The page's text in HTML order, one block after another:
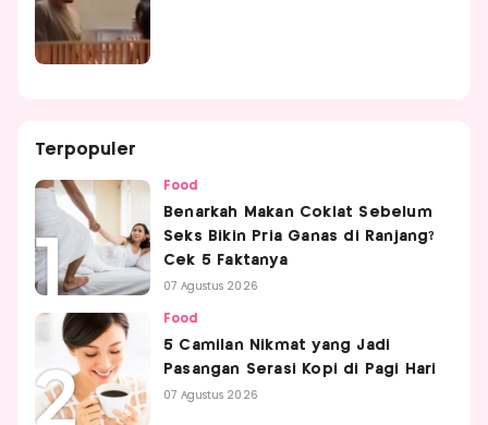
Terpopuler
Food
Benarkah Makan Coklat Sebelum
Seks Bikin Pria Ganas di Ranjang?
Cek 5 Faktanya
07 Agustus 2026
Food
5 Camilan Nikmat yang Jadi
Pasangan Serasi Kopi di Pagi Hari
07 Agustus 2026